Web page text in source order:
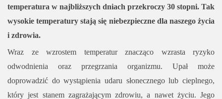
temperatura w najbliższych dniach przekroczy 30 stopni. Tak
wysokie temperatury stają się niebezpieczne dla naszego życia
i zdrowia.
Wraz ze wzrostem temperatur znacząco wzrasta ryzyko
odwodnienia oraz przegrzania organizmu. Upał może
doprowadzić do wystąpienia udaru słonecznego lub cieplnego,
który jest stanem zagrażającym zdrowiu, a nawet życiu. Jego